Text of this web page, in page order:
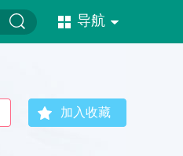
导航
加入收藏